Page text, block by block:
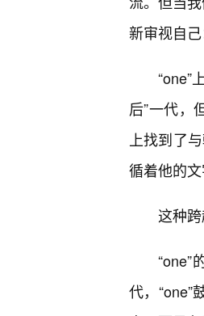
新审视自
“one”
后”一代，
上找到了
循着他的
这种
“one”
代，“one”